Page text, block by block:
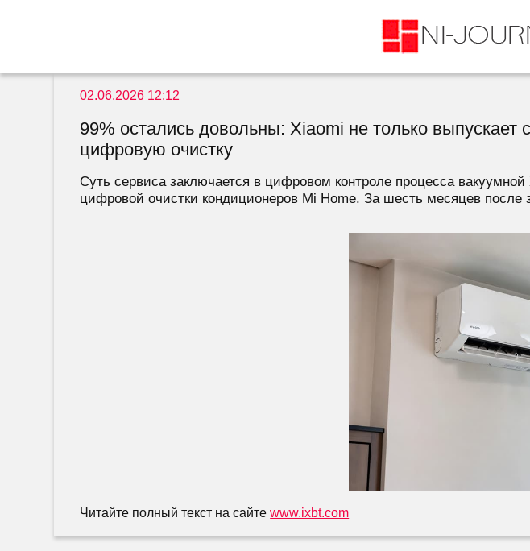
02.06.2026 12:12
99% остались довольны: Xiaomi не только
цифровую очистку
Суть сервиса заключается в цифровом контроле процесса
цифровой очистки кондиционеров Mi Home. За шесть месяцев после
Читайте полный текст на сайтеwww.ixbt.com